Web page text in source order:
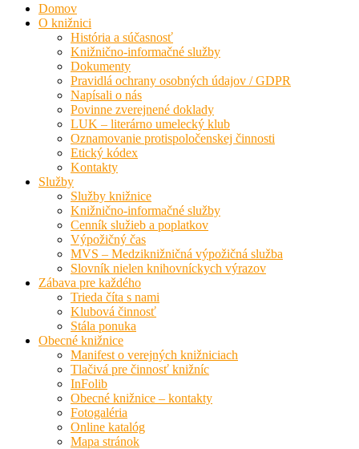
Domov
O knižnici
História a súčasnosť
Knižnično-informačné služby
Dokumenty
Pravidlá ochrany osobných údajov / GDPR
Napísali o nás
Povinne zverejnené doklady
LUK – literárno umelecký klub
Oznamovanie protispoločenskej činnosti
Etický kódex
Kontakty
Služby
Služby knižnice
Knižnično-informačné služby
Cenník služieb a poplatkov
Výpožičný čas
MVS – Medziknižničná výpožičná služba
Slovník nielen knihovníckych výrazov
Zábava pre každého
Trieda číta s nami
Klubová činnosť
Stála ponuka
Obecné knižnice
Manifest o verejných knižniciach
Tlačivá pre činnosť knižníc
InFolib
Obecné knižnice – kontakty
Fotogaléria
Online katalóg
Mapa stránok